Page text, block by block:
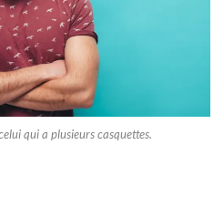
qui a plusieurs casquettes.